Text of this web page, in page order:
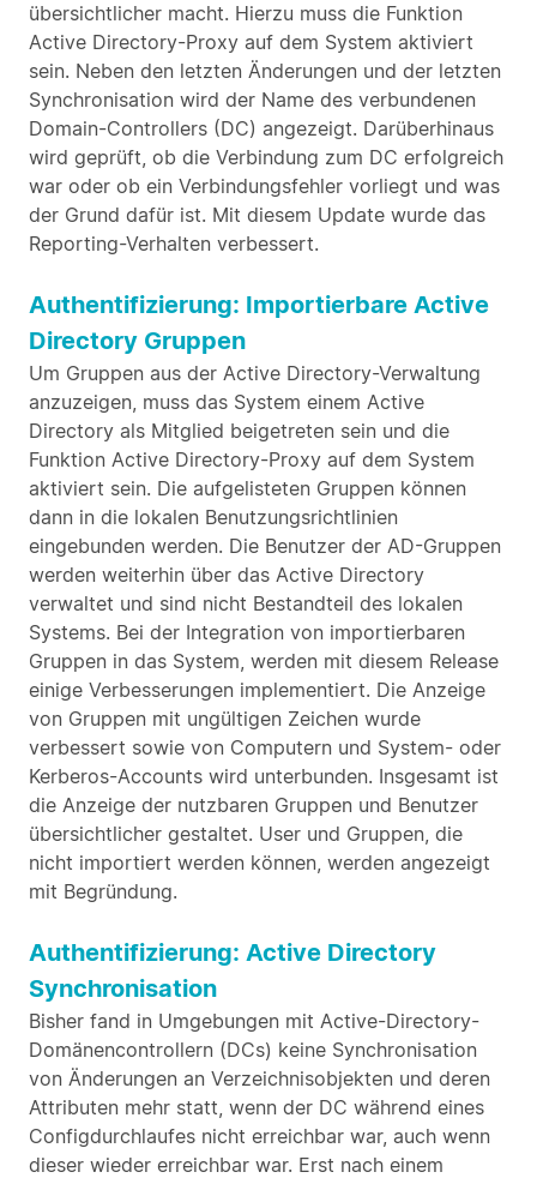
übersichtlicher macht. Hierzu muss die Funktion
Active Directory-Proxy auf dem System aktiviert
sein. Neben den letzten Änderungen und der letzten
Synchronisation wird der Name des verbundenen
Domain-Controllers (DC) angezeigt. Darüberhinaus
wird geprüft, ob die Verbindung zum DC erfolgreich
war oder ob ein Verbindungsfehler vorliegt und was
der Grund dafür ist. Mit diesem Update wurde das
Reporting-Verhalten verbessert.
Authentifizierung: Importierbare Active
Directory Gruppen
Um Gruppen aus der Active Directory-Verwaltung
anzuzeigen, muss das System einem Active
Directory als Mitglied beigetreten sein und die
Funktion Active Directory-Proxy auf dem System
aktiviert sein. Die aufgelisteten Gruppen können
dann in die lokalen Benutzungsrichtlinien
eingebunden werden. Die Benutzer der AD-Gruppen
werden weiterhin über das Active Directory
verwaltet und sind nicht Bestandteil des lokalen
Systems. Bei der Integration von importierbaren
Gruppen in das System, werden mit diesem Release
einige Verbesserungen implementiert. Die Anzeige
von Gruppen mit ungültigen Zeichen wurde
verbessert sowie von Computern und System- oder
Kerberos-Accounts wird unterbunden. Insgesamt ist
die Anzeige der nutzbaren Gruppen und Benutzer
übersichtlicher gestaltet. User und Gruppen, die
nicht importiert werden können, werden angezeigt
mit Begründung.
Authentifizierung: Active Directory
Synchronisation
Bisher fand in Umgebungen mit Active-Directory-
Domänencontrollern (DCs) keine Synchronisation
von Änderungen an Verzeichnisobjekten und deren
Attributen mehr statt, wenn der DC während eines
Configdurchlaufes nicht erreichbar war, auch wenn
dieser wieder erreichbar war. Erst nach einem